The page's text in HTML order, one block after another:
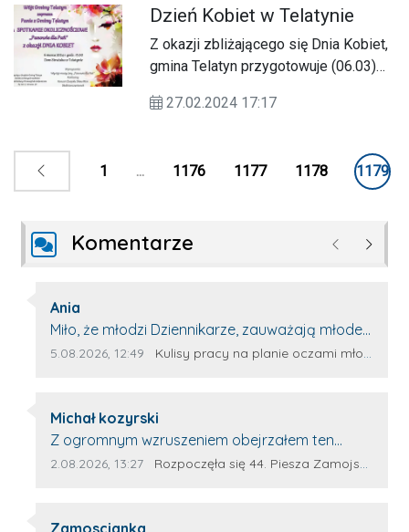
Dzień Kobiet w Telatynie
Z okazji zbliżającego się Dnia Kobiet,
gmina Telatyn przygotowuje (06.03)
swoich mieszkanek.
27.02.2024 17:17
1 ... 1176 1177 1178 1179
Komentarze Poprzednie
Autor komentarza:
Ania
Treść komentarza:
Miło, że młodzi Dziennikarze, zauważają młode
talenty, które dopiero wkraczają na rynek
który przeprowadzi Pan Artur.
Data dodania komentarza:
5.08.2026, 12:49 Źródło komentarza:
Kulisy pracy na planie oczami młodego filmowca
Autor komentarza:
Michał kozyrski
Treść komentarza:
Z ogromnym wzruszeniem obejrzałem ten
materiał. ❤️ Jestem naprawdę dumny z Ewy
wielkiego serca. Takie osoby pokazują, że
Data dodania komentarza:
2.08.2026, 13:27 Źródło komentarza:
Rozpoczęła się 44. Piesza Zamojsko-Lubaczowska Pielgrzymka na Jasną Górę!
Autor komentarza: